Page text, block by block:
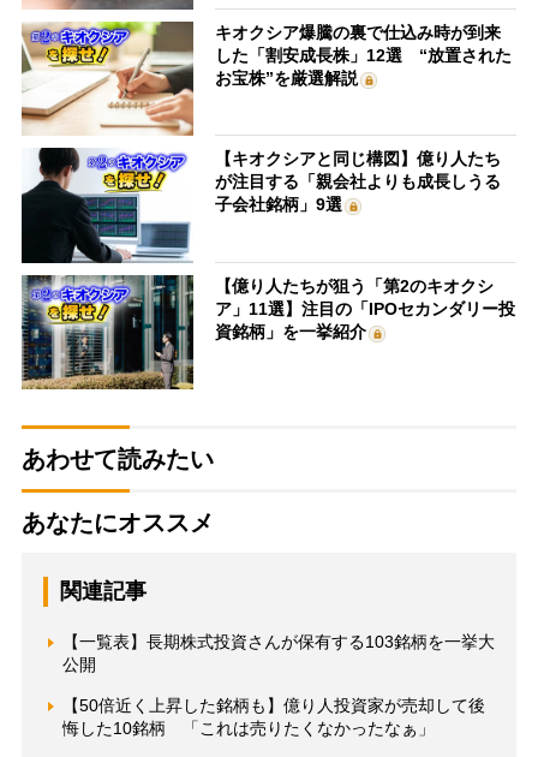
キオクシア爆騰の裏で仕込み時が到来
した「割安成長株」12選 “放置された
お宝株”を厳選解説
【キオクシアと同じ構図】億り人たち
が注目する「親会社よりも成長しうる
子会社銘柄」9選
【億り人たちが狙う「第2のキオクシ
ア」11選】注目の「IPOセカンダリー投
資銘柄」を一挙紹介
あわせて読みたい
あなたにオススメ
関連記事
【一覧表】長期株式投資さんが保有する103銘柄を一挙大
公開
【50倍近く上昇した銘柄も】億り人投資家が売却して後
悔した10銘柄 「これは売りたくなかったなぁ」